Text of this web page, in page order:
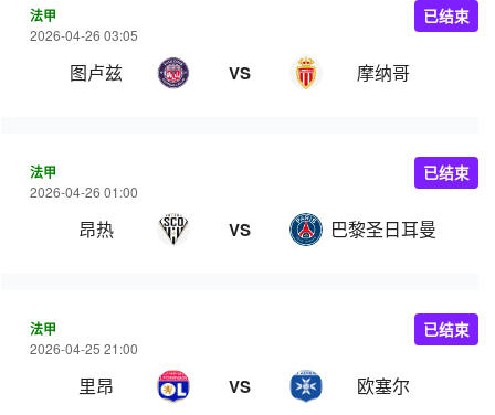
法甲
2026-04-26 03:05
图卢兹 VS 摩纳哥
已结束
法甲
2026-04-26 01:00
昂热 VS 巴黎圣日耳曼
已结束
法甲
2026-04-25 21:00
里昂 VS 欧塞尔
已结束